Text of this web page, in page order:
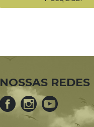
NOSSAS REDES